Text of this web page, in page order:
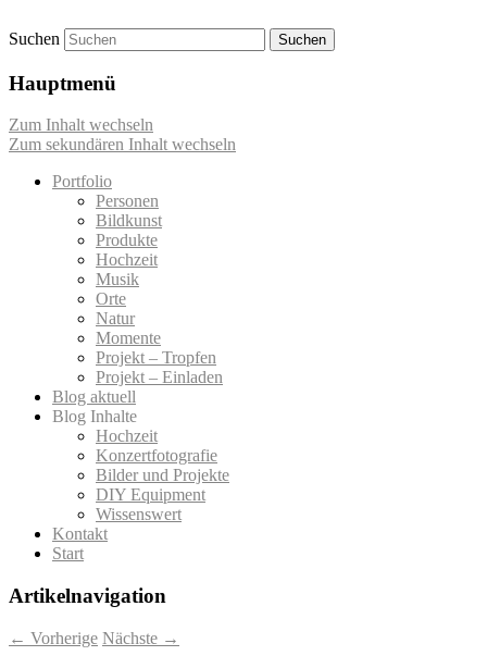
M-Momente
Momentaufnahmen von Markus Mettin
Suchen
Hauptmenü
Zum Inhalt wechseln
Zum sekundären Inhalt wechseln
Portfolio
Personen
Bildkunst
Produkte
Hochzeit
Musik
Orte
Natur
Momente
Projekt – Tropfen
Projekt – Einladen
Blog aktuell
Blog Inhalte
Hochzeit
Konzertfotografie
Bilder und Projekte
DIY Equipment
Wissenswert
Kontakt
Start
Artikelnavigation
← Vorherige Nächste →